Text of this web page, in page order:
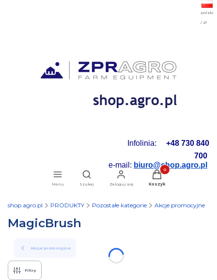
polski
/ zł
Infolinia: +48 730 840
700
e-mail: biuro@shop.agro.pl
Menu
Otwórz wyszukiwarkę
Szukaj Zaloguj się
Produkty w koszyku: 0.
Koszyk
shop.agro.pl PRODUKTY Pozostałe kategorie Akcje promocyjne
MagicBrush
Akcje promocyjne
Filtry